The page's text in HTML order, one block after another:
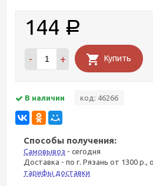
144 Р
- + Купить
В наличии код: 46266
Способы получения:
Самовывоз - сегодня
Доставка - по г. Рязань от 1300 р.,
тарифы доставки